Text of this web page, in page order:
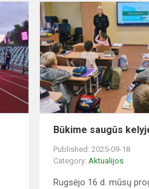
Bėgimas
„Decathlon
Greičio
ratai
2025”
Būkime saugūs
Published: 2025-09-18
Category:Aktualijos
Rugsėjo 16 d. mūsų